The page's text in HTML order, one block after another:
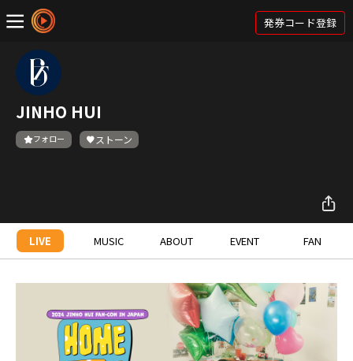
発券コード登録
JINHO HUI
フォロー ストーン
LIVE MUSIC ABOUT EVENT FAN